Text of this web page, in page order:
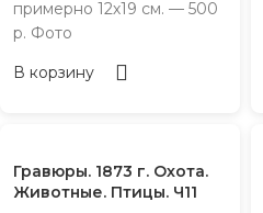
примерно 12х19 см. — 500
р. Фото
В корзину
Гравюры. 1873 г. Охота.
Животные. Птицы. Ч11